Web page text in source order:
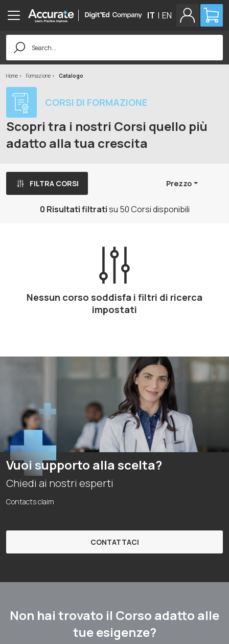
IT | EN
Search
for:
Home Formazione Catalogo
CORSI DI FORMAZIONE
Scopri tra i nostri Corsi quello più
adatto alla tua crescita
FILTRA CORSI Prezzo
0 Risultati filtratisu 50 Corsi disponibili
Nessun corso soddisfa i filtri di ricerca
impostati
Vuoi supporto alla scelta?
Chiedi ai nostri esperti
Contacts claim
CONTATTACI
Non hai trovato il Corso adatto alle
tue esigenze?